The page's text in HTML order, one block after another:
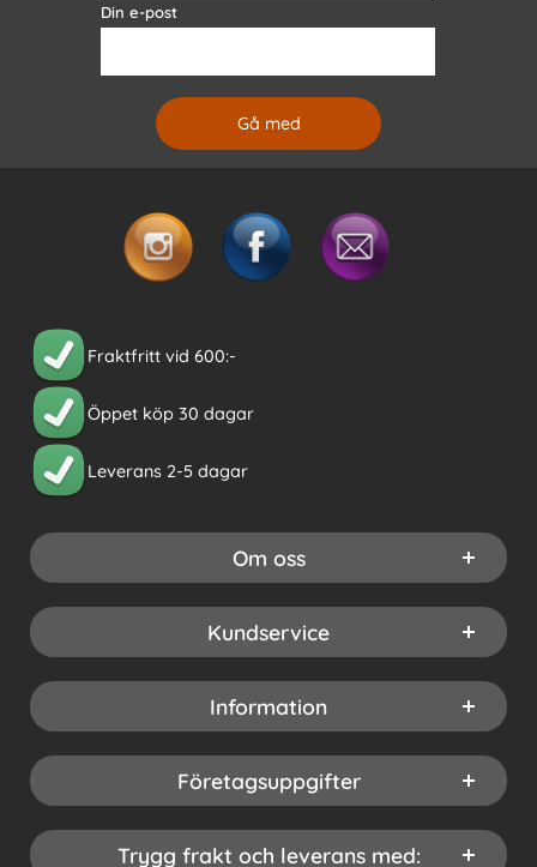
Din e-post
Fraktfritt vid 600:-
Öppet köp 30 dagar
Leverans 2-5 dagar
Om oss
Kundservice
Information
Företagsuppgifter
Trygg frakt och leverans med: